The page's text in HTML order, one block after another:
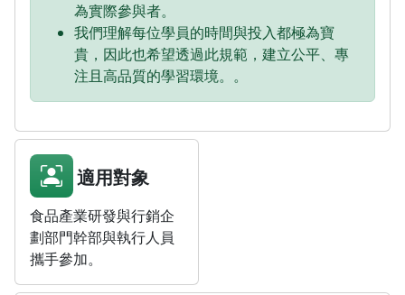
為實際參與者。
我們理解每位學員的時間與投入都極為寶
貴，因此也希望透過此規範，建立公平、專
注且高品質的學習環境。。
適用對象
食品產業研發與行銷企
劃部門幹部與執行人員
攜手參加。